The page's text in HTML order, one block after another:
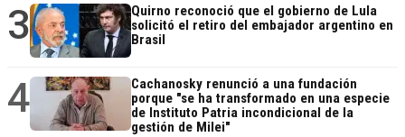
3
Quirno reconoció que el gobierno de Lula
solicitó el retiro del embajador argentino en
Brasil
4
Cachanosky renunció a una fundación
porque "se ha transformado en una especie
de Instituto Patria incondicional de la
gestión de Milei"